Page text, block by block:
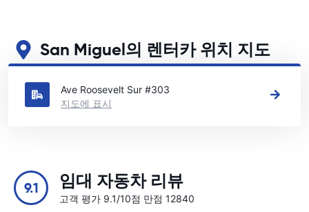
San Miguel의 렌터카 위치 지도
San Miguel의 주요 렌터카 영업소 보기
Ave Roosevelt Sur #303
지도에 표시
9.1 임대 자동차 리뷰
고객 평가 9.1/10점 만점 12840